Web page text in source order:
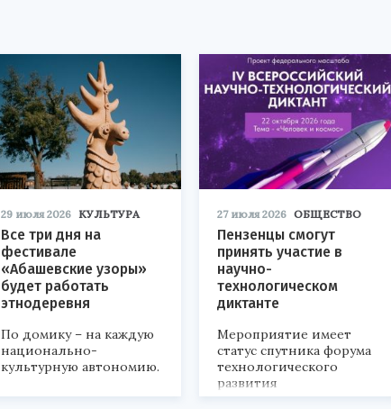
29 июля 2026 КУЛЬТУРА
Все три дня на
фестивале
«Абашевские узоры»
будет работать
этнодеревня
По домику – на каждую
национально-
культурную автономию.
27 июля 2026 ОБЩЕСТВО
Пензенцы смогут
принять участие в
научно-
технологическом
диктанте
Мероприятие имеет
статус спутника форума
технологического
развития
«Технопром-2026».